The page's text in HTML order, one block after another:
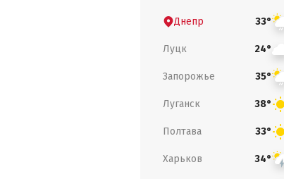
Днепр 33°
Луцк 24°
Запорожье 35°
Луганск 38°
Полтава 33°
Харьков 34°